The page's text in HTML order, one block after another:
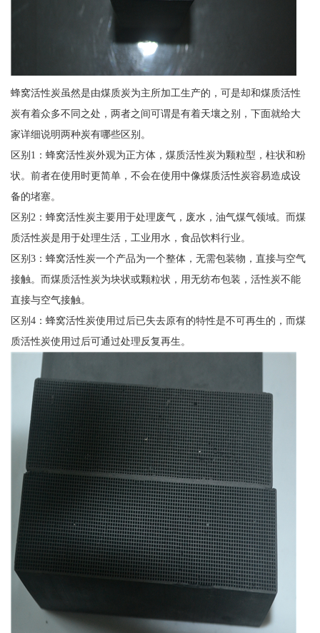
蜂窝活性炭虽然是由煤质炭为主所加工生产的，可是却和煤质活性
炭有着众多不同之处，两者之间可谓是有着天壤之别，下面就给大
家详细说明两种炭有哪些区别。
区别1：蜂窝活性炭外观为正方体，煤质活性炭为颗粒型，柱状和粉
状。前者在使用时更简单，不会在使用中像煤质活性炭容易造成设
备的堵塞。
区别2：蜂窝活性炭主要用于处理废气，废水，油气煤气领域。而煤
质活性炭是用于处理生活，工业用水，食品饮料行业。
区别3：蜂窝活性炭一个产品为一个整体，无需包装物，直接与空气
接触。而煤质活性炭为块状或颗粒状，用无纺布包装，活性炭不能
直接与空气接触。
区别4：蜂窝活性炭使用过后已失去原有的特性是不可再生的，而煤
质活性炭使用过后可通过处理反复再生。